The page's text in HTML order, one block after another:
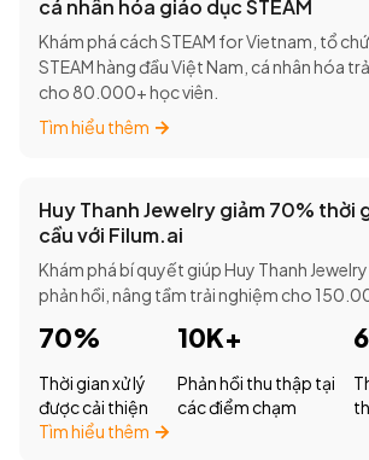
cá nhân hóa giáo dục STEAM
Khám phá cách STEAM for Vietnam, tổ
STEAM hàng đầu Việt Nam, cá nhân hóa
cho 80.000+ học viên.
Tìm hiểu thêm
Huy Thanh Jewelry giảm 70% thời
cầu với Filum.ai
Khám phá bí quyết giúp Huy Thanh
phản hồi, nâng tầm trải nghiệm cho
70%
Thời gian xử lý
được cải thiện
10K+
Phản hồi thu thập tại
các điểm chạm
Tìm hiểu thêm